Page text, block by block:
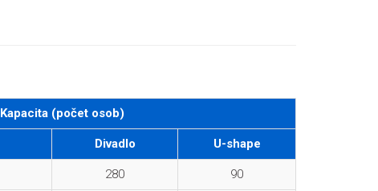
Kapacita (počet osob)
Divadlo U-shape
280 90